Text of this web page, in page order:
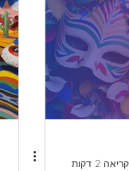
2 דקות